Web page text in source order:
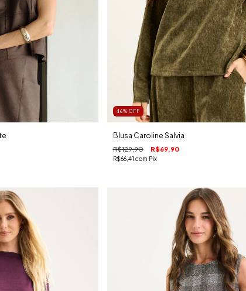
46% OFF
Blusa Caroline Salvia
R$129,90 R$69,90
R$66,41 com Pix